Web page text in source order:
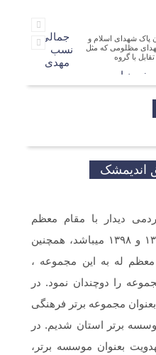
پاک شهدای اسلام و
مظلومی که مثل
با گروه
جمالی
نسب
مهدی
نیا
فرهنگی
در
اندیمشک
دیدار با مقام معظم
رهبری در سالهای ۱۳۹۳ ، ۱۳۹۷ و ۱۳۹۸ میباشد، همچنین
معظم له به این مجموعه ،
را دوچندان نمود. در
سال های ۱۳۹۲ ، ۱۳۹۴ ،۱۳۹۶ بعنوان مجموعه برتر فرهنگی
برتر استان شدیم. در
مهدویت بعنوان موسسه برتر،